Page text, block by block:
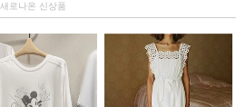
새로나온 신상품